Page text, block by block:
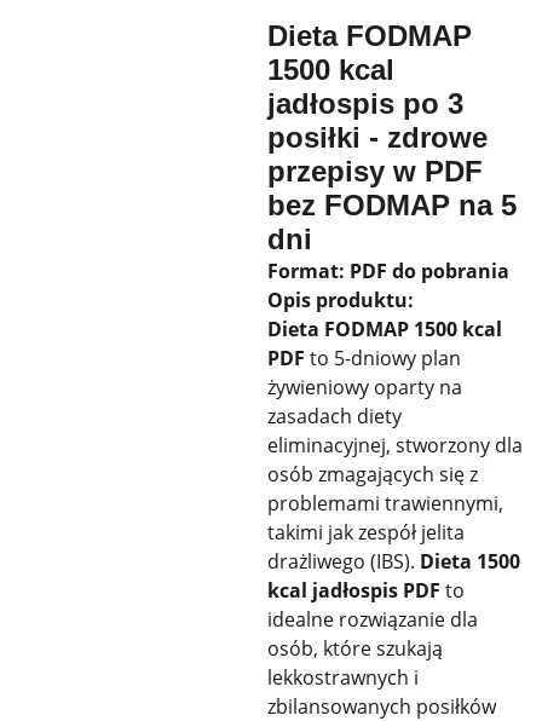
Dieta FODMAP
1500 kcal
jadłospis po 3
posiłki - zdrowe
przepisy w PDF
bez FODMAP na 5
dni
Format: PDF do pobrania
Opis produktu:
Dieta FODMAP 1500 kcal
PDF to 5-dniowy plan
żywieniowy oparty na
zasadach diety
eliminacyjnej, stworzony dla
osób zmagających się z
problemami trawiennymi,
takimi jak zespół jelita
drażliwego (IBS). Dieta 1500
kcal jadłospis PDF to
idealne rozwiązanie dla
osób, które szukają
lekkostrawnych i
zbilansowanych posiłków